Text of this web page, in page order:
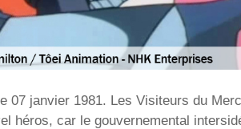
07 janvier 1981. Les Visiteurs du
héros, car le gouvernemental